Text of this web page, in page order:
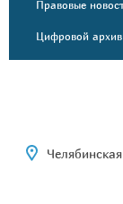
Правовые
Цифровой